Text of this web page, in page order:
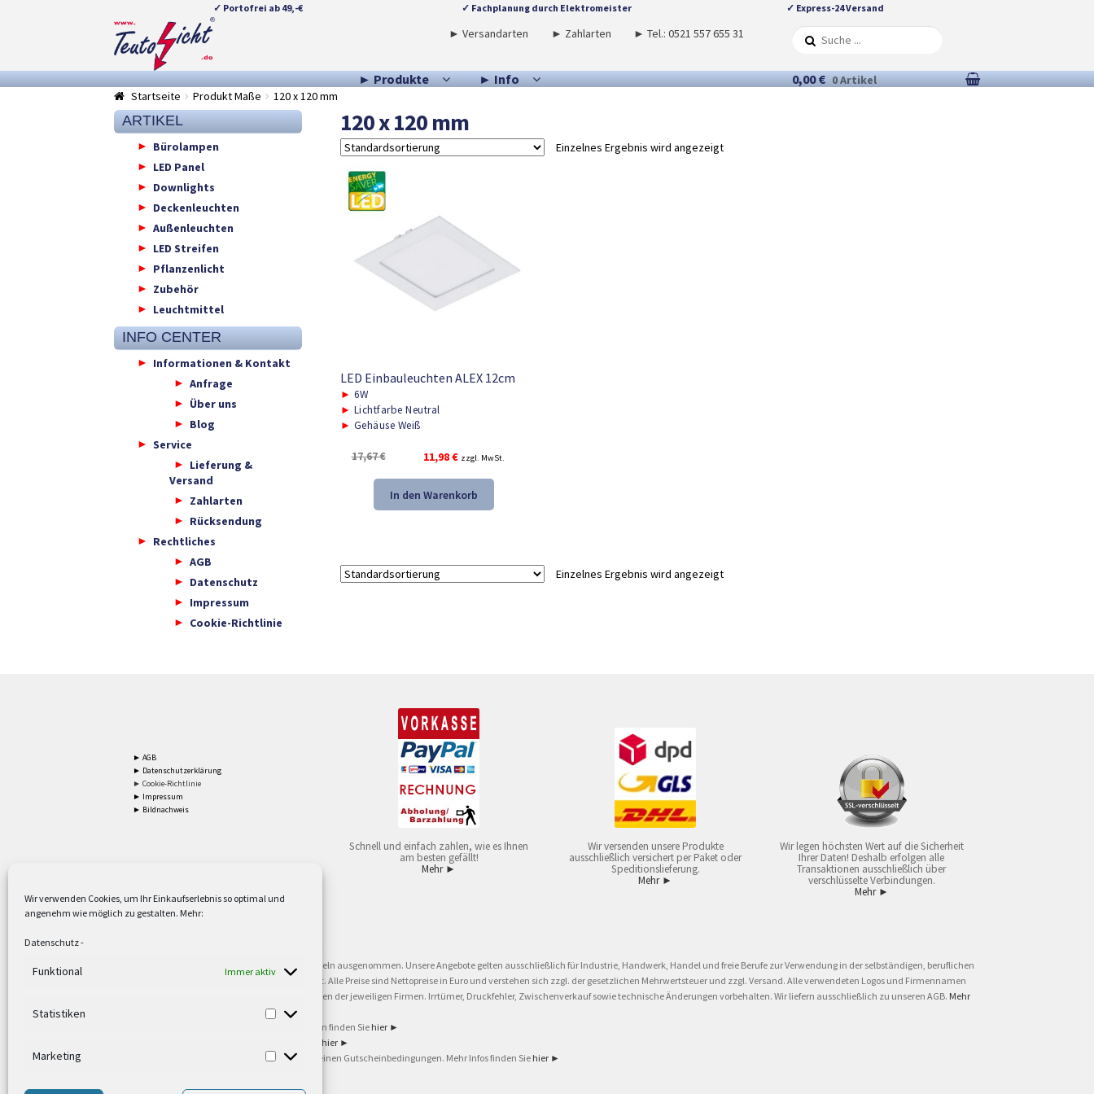
Wir verwenden Cookies, um Ihr Einkaufserlebnis so optimal und
angenehm wie möglich zu gestalten. Mehr:
Datenschutz-
Funktional Immer aktiv
Statistiken
Marketing
✓ Portofrei ab 49,-€ ✓ Fachplanung durch Elektromeister ✓ Express-24 Versand
Zur
Navigation
springen
Springe
zum
► Versandarten ► Zahlarten ► Tel.: 0521 557 655 31
► Produkte ► Info 0,00 € 0 Artikel
Startseite
Produkt Maße 120 x 120 mm
120 x 120 mm
Einzelnes Ergebnis wird angezeigt
LED Einbauleuchten ALEX 12cm
► 6W
► Lichtfarbe Neutral
► Gehäuse Weiß
17,67€
Ursprünglicher
war:
17,67 €
11,98€Aktueller
ist:
11,98 €.
zzgl. MwSt.
In den Warenkorb
Einzelnes Ergebnis wird angezeigt
ARTIKEL
Bürolampen
LED Panel
Downlights
Deckenleuchten
Außenleuchten
LED Streifen
Pflanzenlicht
Zubehör
Leuchtmittel
INFO CENTER
Informationen & Kontakt
Anfrage
Über uns
Blog
Service
Lieferung &
Versand
Zahlarten
Rücksendung
Rechtliches
AGB
Datenschutz
Impressum
Cookie-Richtlinie
► AGB
► Datenschutzerklärung
► Cookie-Richtlinie
► Impressum
► Bildnachweis
Schnell und einfach zahlen, wie es Ihnen
am besten gefällt!
Mehr ►
Wir versenden unsere Produkte
ausschließlich versichert per Paket oder
Speditionslieferung.
Mehr ►
Wir legen höchsten Wert auf die Sicherheit
Ihrer Daten! Deshalb erfolgen alle
Transaktionen ausschließlich über
verschlüsselte Verbindungen.
Mehr ►
Versandkostenfrei ab 59,90 € Nettowarenwert. Inseln ausgenommen. Unsere Angebote gelten ausschließlich für Industrie, Handwerk, Handel und freie Berufe zur Verwendung in der selbständigen, beruflichen
oder gewerblichen Tätigkeit. Kein Verkauf an privat. Alle Preise sind Nettopreise in Euro und verstehen sich zzgl. der gesetzlichen Mehrwertsteuer und zzgl. Versand. Alle verwendeten Logos und Firmennamen
sind Warenzeichen oder eingetragene Warenzeichen der jeweiligen Firmen. Irrtümer, Druckfehler, Zwischenverkauf sowie technische Änderungen vorbehalten. Wir liefern ausschließlich zu unseren AGB. Mehr
Weitere Informationen und Zahlungsbedingungen finden Sie hier ►
hier ►
Ab 79,- Nettowarenwert. Es gelten unsere allgemeinen Gutscheinbedingungen. Mehr Infos finden Sie hier ►
©2002-2021 TEUTO LICHT GmbH